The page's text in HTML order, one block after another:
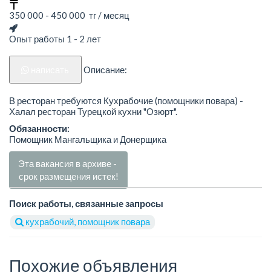
350 000 - 450 000 тг / месяц
Опыт работы 1 - 2 лет
Описание:
В ресторан требуются Кухрабочие (помощники повара) -
Халал ресторан Турецкой кухни "Озюрт".
Обязанности:
Помощник Мангальщика и Донерщика
Эта вакансия в архиве -
срок размещения истек!
Поиск работы, связанные запросы
кухрабочий, помощник повара
Похожие объявления